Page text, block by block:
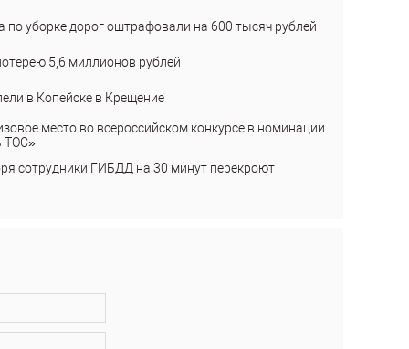
по уборке дорог оштрафовали на 600 тысяч рублей
5,6 миллионов рублей
в Копейске в Крещение
место во всероссийском конкурсе в номинации
ТОС»
сотрудники ГИБДД на 30 минут перекроют